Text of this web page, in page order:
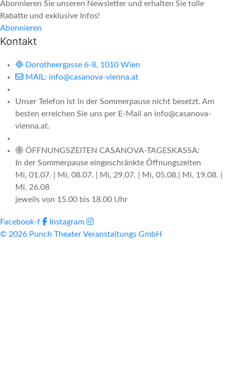
Abonnieren Sie unseren Newsletter und erhalten Sie tolle
Rabatte und exklusive Infos!
Abonnieren
Kontakt
Dorotheergasse 6-8, 1010 Wien
MAIL: info@casanova-vienna.at
Unser Telefon ist in der Sommerpause nicht besetzt. Am
besten erreichen Sie uns per E-Mail an info@casanova-
vienna.at.
ÖFFNUNGSZEITEN CASANOVA-TAGESKASSA:
In der Sommerpause eingeschränkte Öffnungszeiten
Mi, 01.07. | Mi, 08.07. | Mi, 29.07. | Mi, 05.08.| Mi, 19.08. |
Mi, 26.08
jeweils von 15.00 bis 18.00 Uhr
Facebook-f
Instagram
© 2026 Punch Theater Veranstaltungs GmbH